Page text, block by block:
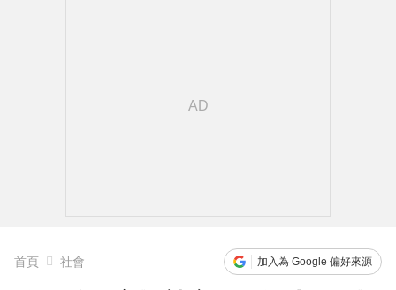
首頁 社會 加入為 Google 偏好來源